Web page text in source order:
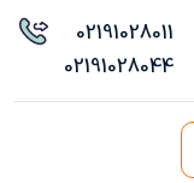
02191028011
02191028044